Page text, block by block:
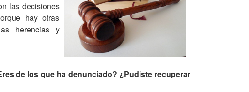
las decisiones
hay otras
herencias y
de los que ha denunciado? ¿Pudiste recuperar